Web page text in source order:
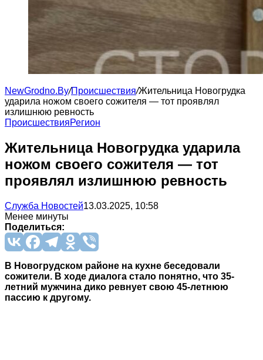
NewGrodno.By/Происшествия/Жительница Новогрудка
ударила ножом своего сожителя — тот проявлял
излишнюю ревность
ПроисшествияРегион
Жительница Новогрудка ударила
ножом своего сожителя — тот
проявлял излишнюю ревность
Служба Новостей13.03.2025, 10:58
Менее минуты
Поделиться:
В Новогрудском районе на кухне беседовали
сожители. В ходе диалога стало понятно, что 35-
летний мужчина дико ревнует свою 45-летнюю
пассию к другому.